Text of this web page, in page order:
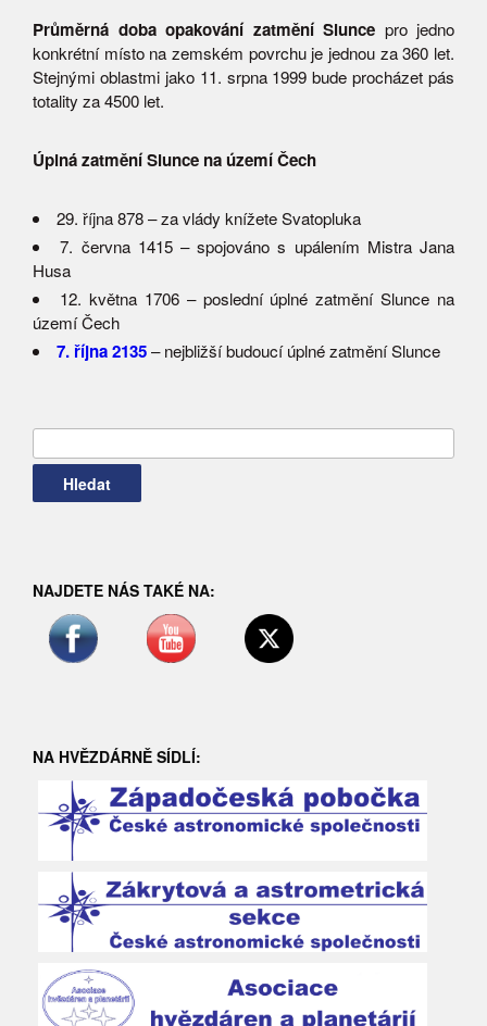
Průměrná doba opakování zatmění Slunce pro jedno
konkrétní místo na zemském povrchu je jednou za 360 let.
Stejnými oblastmi jako 11. srpna 1999 bude procházet pás
totality za 4500 let.
Úplná zatmění Slunce na území Čech
29. října 878 – za vlády knížete Svatopluka
7. června 1415 – spojováno s upálením Mistra Jana
Husa
12. května 1706 – poslední úplné zatmění Slunce na
území Čech
7. října 2135– nejbližší budoucí úplné zatmění Slunce
NAJDETE NÁS TAKÉ NA:
NA HVĚZDÁRNĚ SÍDLÍ: